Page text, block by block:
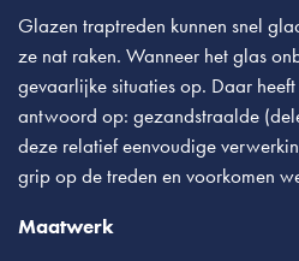
Glazen traptreden kunnen snel
ze nat raken. Wanneer het glas
gevaarlijke situaties op. Daar
antwoord op: gezandstraalde
deze relatief eenvoudige
grip op de treden en voorkomen
Maatwerk